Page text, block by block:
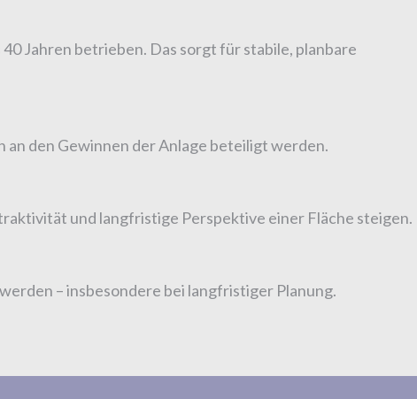
Jahren betrieben. Das sorgt für stabile, planbare
den Gewinnen der Anlage beteiligt werden.
und langfristige Perspektive einer Fläche steigen.
– insbesondere bei langfristiger Planung.